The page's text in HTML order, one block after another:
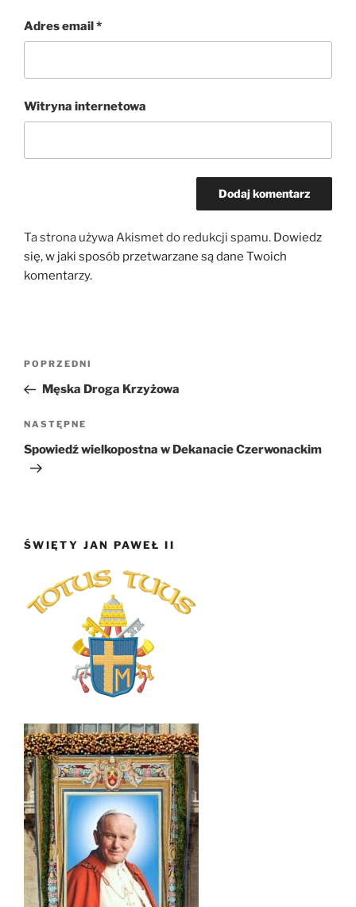
Adres email*
Witryna internetowa
Ta strona używa Akismet do redukcji spamu. Dowiedz
się, w jaki sposób przetwarzane są dane Twoich
komentarzy.
Nawigacja
Poprzedni
wpis
POPRZEDNI
Męska Droga Krzyżowa
Następny
wpis
NASTĘPNE
Spowiedź wielkopostna w Dekanacie Czerwonackim
ŚWIĘTY JAN PAWEŁ II